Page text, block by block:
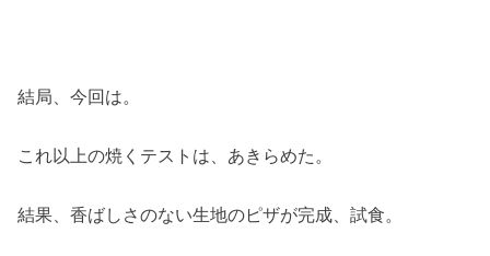
結局、今回は。
これ以上の焼くテストは、あきらめた。
結果、香ばしさのない生地のピザが完成、試食。